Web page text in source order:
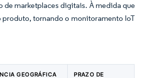
marketplaces digitais. À medida que
produto, tornando o monitoramento IoT
GEOGRÁFICA PRAZO DE